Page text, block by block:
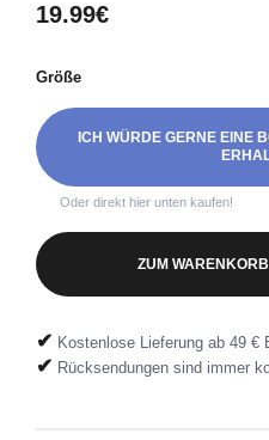
19.99€
Größe
ICH WÜRDE GERNE EINE
Oder direkt hier unten kaufen!
ZUM
✔ Kostenlose Lieferung ab 49 €
✔ Rücksendungen sind immer